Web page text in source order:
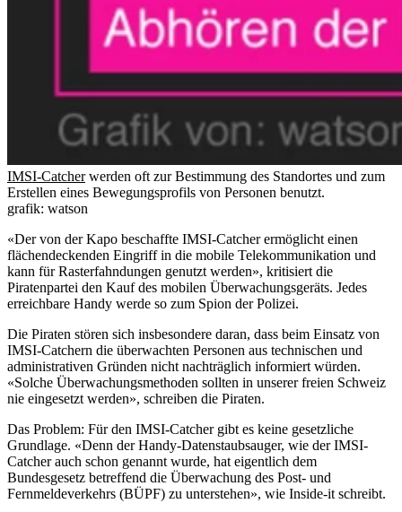
IMSI-Catcherwerden oft zur Bestimmung des Standortes und zum
Erstellen eines Bewegungsprofils von Personen benutzt.
grafik: watson
«Der von der Kapo beschaffte IMSI-Catcher ermöglicht einen
flächendeckenden Eingriff in die mobile Telekommunikation und
kann für Rasterfahndungen genutzt werden», kritisiert die
Piratenpartei den Kauf des mobilen Überwachungsgeräts. Jedes
erreichbare Handy werde so zum Spion der Polizei.
Die Piraten stören sich insbesondere daran, dass beim Einsatz von
IMSI-Catchern die überwachten Personen aus technischen und
administrativen Gründen nicht nachträglich informiert würden.
«Solche Überwachungsmethoden sollten in unserer freien Schweiz
nie eingesetzt werden», schreiben die Piraten.
Das Problem: Für den IMSI-Catcher gibt es keine gesetzliche
Grundlage. «Denn der Handy-Datenstaubsauger, wie der IMSI-
Catcher auch schon genannt wurde, hat eigentlich dem
Bundesgesetz betreffend die Überwachung des Post- und
Fernmeldeverkehrs (BÜPF) zu unterstehen», wie Inside-it schreibt.